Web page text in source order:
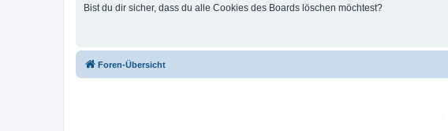
Bist du dir sicher, dass du alle Cookies des Boards löschen möchtest?
Foren-Übersicht